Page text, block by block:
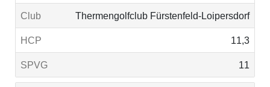
Thermengolfclub Fürstenfeld-Loipersdorf
11,3
11